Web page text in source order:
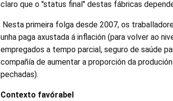
claro que o "status final" destas fábricas
Nesta primeira folga desde 2007, os
unha paga axustada á inflación (para volver ao
empregados a tempo parcial, seguro de saúde
compañía de aumentar a proporción da
pechadas).
Contexto favórabel